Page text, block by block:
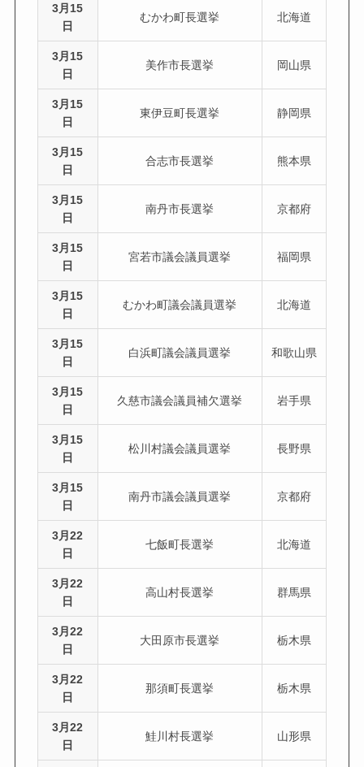
3月15
日
むかわ町長選挙 北海道
3月15
日
美作市長選挙 岡山県
3月15
日
東伊豆町長選挙 静岡県
3月15
日
合志市長選挙 熊本県
3月15
日
南丹市長選挙 京都府
3月15
日
宮若市議会議員選挙 福岡県
3月15
日
むかわ町議会議員選挙 北海道
3月15
日
白浜町議会議員選挙 和歌山県
3月15
日
久慈市議会議員補欠選挙 岩手県
3月15
日
松川村議会議員選挙 長野県
3月15
日
南丹市議会議員選挙 京都府
3月22
日
七飯町長選挙 北海道
3月22
日
高山村長選挙 群馬県
3月22
日
大田原市長選挙 栃木県
3月22
日
那須町長選挙 栃木県
3月22
日
鮭川村長選挙 山形県